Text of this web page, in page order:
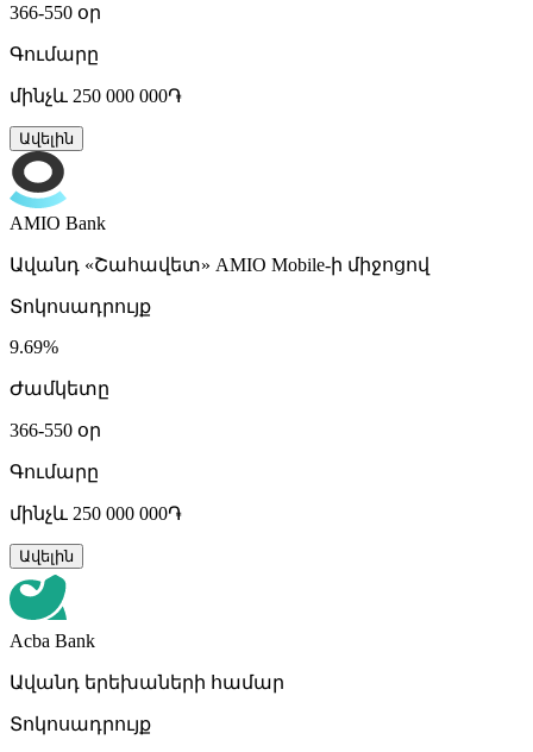
366-550 օր
Գումարը
մինչև 250 000 000֏
Ավելին
AMIO Bank
Ավանդ «Շահավետ» AMIO Mobile-ի միջոցով
Տոկոսադրույք
9.69%
Ժամկետը
366-550 օր
Գումարը
մինչև 250 000 000֏
Ավելին
Acba Bank
Ավանդ երեխաների համար
Տոկոսադրույք